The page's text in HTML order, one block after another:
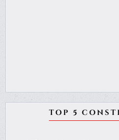
TOP 5